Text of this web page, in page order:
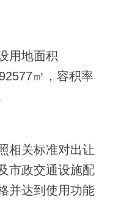
用地面积
㎡，容积率
相关标准对出让
市政交通设施配
并达到使用功能